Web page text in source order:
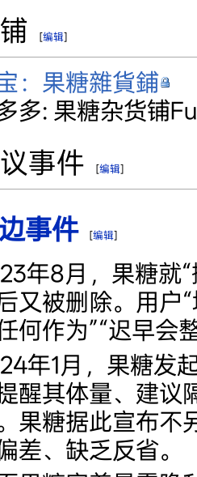
[编辑]
：果糖雜貨鋪
多: 果糖杂货铺
事件 [编辑]
事件 [编辑]
年8月，果糖就
又被删除。用户
何作为”“迟早会
年1月，果糖发
醒其体量、建议
果糖据此宣布不
差、缺乏反省。